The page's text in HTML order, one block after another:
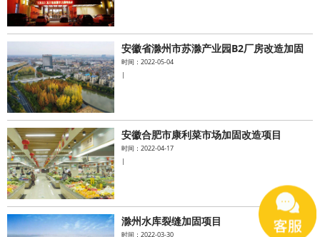
安徽省滁州市苏滁产业园B2厂房改造加固
时间：2022-05-04
|
安徽合肥市康利菜市场加固改造项目
时间：2022-04-17
|
滁州水库裂缝加固项目
时间：2022-03-30